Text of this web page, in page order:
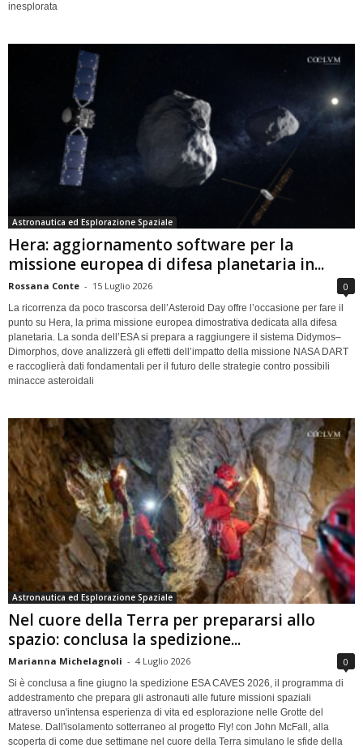
inesplorata
Astronautica ed Esplorazione Spaziale
Hera: aggiornamento software per la
missione europea di difesa planetaria in...
Rossana Conte - 15 Luglio 2026 0
La ricorrenza da poco trascorsa dell’Asteroid Day offre l’occasione per fare il
punto su Hera, la prima missione europea dimostrativa dedicata alla difesa
planetaria. La sonda dell’ESA si prepara a raggiungere il sistema Didymos–
Dimorphos, dove analizzerà gli effetti dell’impatto della missione NASA DART
e raccoglierà dati fondamentali per il futuro delle strategie contro possibili
minacce asteroidali
Astronautica ed Esplorazione Spaziale
Nel cuore della Terra per prepararsi allo
spazio: conclusa la spedizione...
Marianna Michelagnoli - 4 Luglio 2026 0
Si è conclusa a fine giugno la spedizione ESA CAVES 2026, il programma di
addestramento che prepara gli astronauti alle future missioni spaziali
attraverso un'intensa esperienza di vita ed esplorazione nelle Grotte del
Matese. Dall'isolamento sotterraneo al progetto Fly! con John McFall, alla
scoperta di come due settimane nel cuore della Terra simulano le sfide della